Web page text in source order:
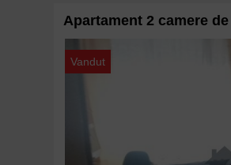
Apartament 2 camere
Vandut